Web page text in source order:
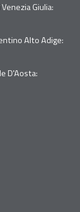
Giulia:
Alto Adige:
D'Aosta: